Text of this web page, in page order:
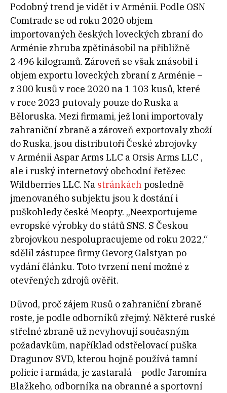
Podobný trend je vidět i v Arménii. Podle OSN
Comtrade se od roku 2020 objem
importovaných českých loveckých zbraní do
Arménie zhruba zpětinásobil na přibližně
2 496 kilogramů. Zároveň se však znásobil i
objem exportu loveckých zbraní z Arménie –
z 300 kusů v roce 2020 na 1 103 kusů, které
v roce 2023 putovaly pouze do Ruska a
Běloruska. Mezi firmami, jež loni importovaly
zahraniční zbraně a zároveň exportovaly zboží
do Ruska, jsou distributoři České zbrojovky
v Arménii Aspar Arms LLC a Orsis Arms LLC ,
ale i ruský internetový obchodní řetězec
Wildberries LLC. Na stránkách posledně
jmenovaného subjektu jsou k dostání i
puškohledy české Meopty. „Neexportujeme
evropské výrobky do států SNS. S Českou
zbrojovkou nespolupracujeme od roku 2022,“
sdělil zástupce firmy Gevorg Galstyan po
vydání článku. Toto tvrzení není možné z
otevřených zdrojů ověřit.
Důvod, proč zájem Rusů o zahraniční zbraně
roste, je podle odborníků zřejmý. Některé ruské
střelné zbraně už nevyhovují současným
požadavkům, například odstřelovací puška
Dragunov SVD, kterou hojně používá tamní
policie i armáda, je zastaralá – podle Jaromíra
Blažkeho, odborníka na obranné a sportovní